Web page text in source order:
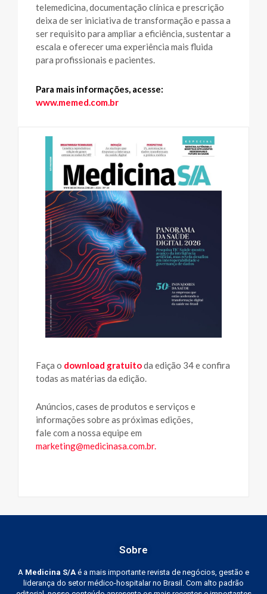
telemedicina, documentação clínica e prescrição
deixa de ser iniciativa de transformação e passa a
ser requisito para ampliar a eficiência, sustentar a
escala e oferecer uma experiência mais fluida
para profissionais e pacientes.
Para mais informações, acesse:
www.memed.com.br
Faça o download gratuitoda edição 34 e confira
todas as matérias da edição.
Anúncios, cases de produtos e serviços e
informações sobre as próximas edições,
fale com a nossa equipe em
marketing@medicinasa.com.br.
Sobre
A Medicina S/A é a mais importante revista de negócios, gestão e
liderança do setor médico-hospitalar no Brasil. Com alto padrão